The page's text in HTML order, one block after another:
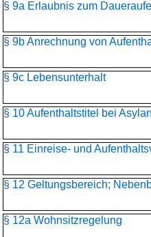
§ 9a Erlaubnis zum
§ 9b Anrechnung von
§ 9c Lebensunterhalt
§ 10 Aufenthaltstitel bei
§ 11 Einreise- und
§ 12 Geltungsbereich;
§ 12a Wohnsitzregelung